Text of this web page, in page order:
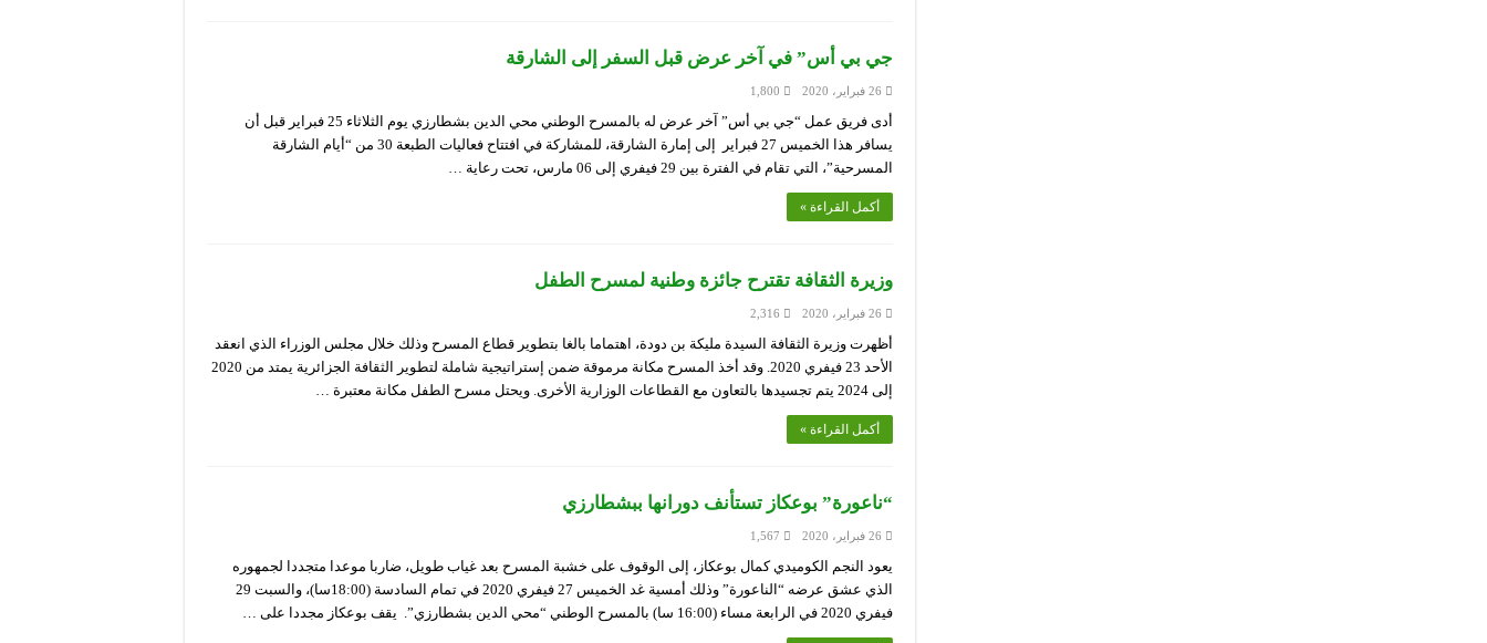
جي بي أس” في آخر عرض قبل السفر إلى الشارقة
26 فبراير، 2020 1,800
أدى فريق عمل “جي بي أس” آخر عرض له بالمسرح الوطني محي الدين بشطارزي يوم الثلاثاء 25 فبراير قبل أن
يسافر هذا الخميس 27 فبراير إلى إمارة الشارقة، للمشاركة في افتتاح فعاليات الطبعة 30 من “أيام الشارقة
المسرحية”، التي تقام في الفترة بين 29 فيفري إلى 06 مارس، تحت رعاية …
أكمل القراءة »
وزيرة الثقافة تقترح جائزة وطنية لمسرح الطفل
26 فبراير، 2020 2,316
أظهرت وزيرة الثقافة السيدة مليكة بن دودة، اهتماما بالغا بتطوير قطاع المسرح وذلك خلال مجلس الوزراء الذي انعقد
الأحد 23 فيفري 2020. وقد أخذ المسرح مكانة مرموقة ضمن إستراتيجية شاملة لتطوير الثقافة الجزائرية يمتد من 2020
إلى 2024 يتم تجسيدها بالتعاون مع القطاعات الوزارية الأخرى. ويحتل مسرح الطفل مكانة معتبرة …
أكمل القراءة »
“ناعورة” بوعكاز تستأنف دورانها ببشطارزي
26 فبراير، 2020 1,567
يعود النجم الكوميدي كمال بوعكاز، إلى الوقوف على خشبة المسرح بعد غياب طويل، ضاربا موعدا متجددا لجمهوره
الذي عشق عرضه “الناعورة” وذلك أمسية غد الخميس 27 فيفري 2020 في تمام السادسة (18:00سا)، والسبت 29
فيفري 2020 في الرابعة مساء (16:00 سا) بالمسرح الوطني “محي الدين بشطارزي”. يقف بوعكاز مجددا على …